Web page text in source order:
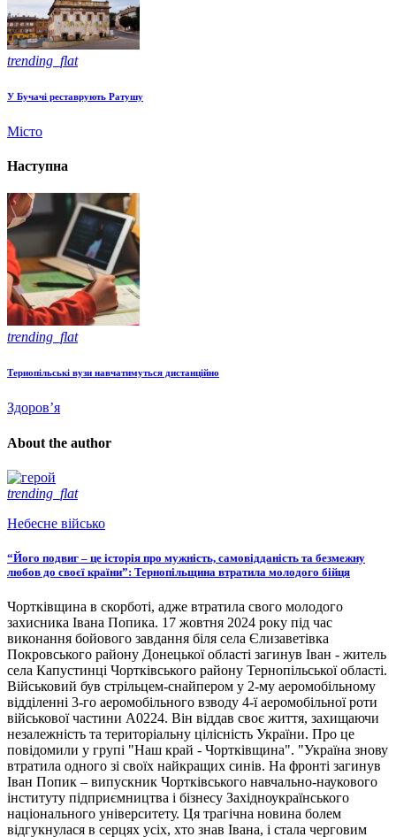
trending_flat
У Бучачі реставрують Ратушу
Місто
Наступна
trending_flat
Тернопільські вузи навчатимуться дистанційно
Здоров’я
About the author
trending_flat
Небесне військо
“Його подвиг – це історія про мужність, самовідданість та безмежну
любов до своєї країни”: Тернопільщина втратила молодого бійця
Чортківщина в скорботі, адже втратила свого молодого
захисника Івана Попика. 17 жовтня 2024 року під час
виконання бойового завдання біля села Єлизаветівка
Покровського району Донецької області загинув Іван - житель
села Капустинці Чортківського району Тернопільської області.
Військовий був стрільцем-снайпером у 2-му аеромобільному
відділенні 3-го аеромобільного взводу 4-ї аеромобільної роти
військової частини А0224. Він віддав своє життя, захищаючи
незалежність та територіальну цілісність України. Про це
повідомили у групі "Наш край - Чортківщина". "Україна знову
втратила одного зі своїх найкращих синів. На фронті загинув
Іван Попик – випускник Чортківського навчально-наукового
інституту підприємництва і бізнесу Західноукраїнського
національного університету. Ця трагічна новина болем
відгукнулася в серцях усіх, хто знав Івана, і стала черговим